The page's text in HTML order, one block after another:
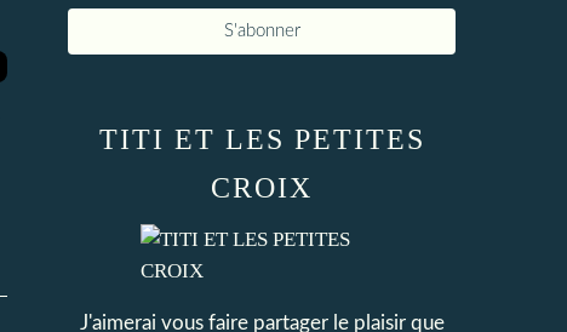
TITI ET LES PETITES
CROIX
J'aimerai vous faire partager le plaisir que